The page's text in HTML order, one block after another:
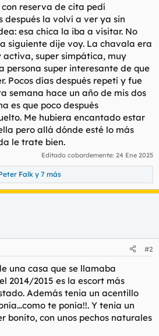
con reserva de cita pedí
después la volví a ver ya sin
esa chica la iba a visitar. No
siguiente dije voy. La chavala era
super simpática, muy
persona super interesante de que
Pocos días después repetí y fue
semana hace un año de mis dos
es que poco después
Me hubiera encantado estar
pero allá dónde esté lo más
le trate bien.
Editado cobardemente: 24 Ene 2025
Falk y 7 más
#2
una casa que se llamaba
2014/2015 es la escort más
Además tenia un acentillo
te ponía!!. Y tenia un
bonito, con unos pechos naturales